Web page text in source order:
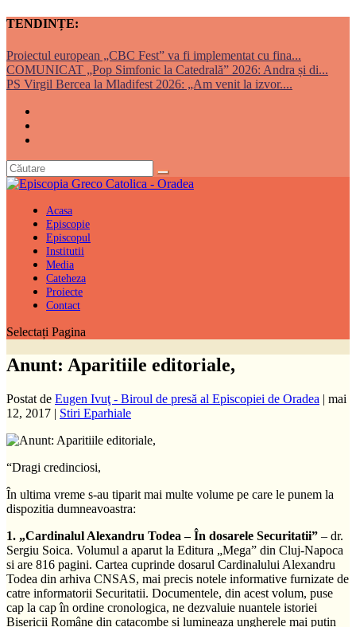
TENDINȚE:
Proiectul european „CBC Fest” va fi implementat cu fina...
COMUNICAT „Pop Simfonic la Catedrală” 2026: Andra și di...
PS Virgil Bercea la Mladifest 2026: „Am venit la izvor....
Acasa
Episcopie
Episcopul
Institutii
Media
Cateheza
Proiecte
Contact
Selectați Pagina
Anunt: Aparitiile editoriale,
Postat de Eugen Ivuţ - Biroul de presă al Episcopiei de Oradea | mai
12, 2017 | Stiri Eparhiale
“Dragi credinciosi,
În ultima vreme s-au tiparit mai multe volume pe care le punem la
dispozitia dumneavoastra:
1. „Cardinalul Alexandru Todea – În dosarele Securitatii” – dr.
Sergiu Soica. Volumul a aparut la Editura „Mega” din Cluj-Napoca
si are 816 pagini. Cartea cuprinde dosarul Cardinalului Alexandru
Todea din arhiva CNSAS, mai precis notele informative furnizate de
catre informatorii Securitatii. Documentele, din acest volum, puse
cap la cap în ordine cronologica, ne dezvaluie nuantele istoriei
Bisericii Române din catacombe si lumineaza ungherele mai putin